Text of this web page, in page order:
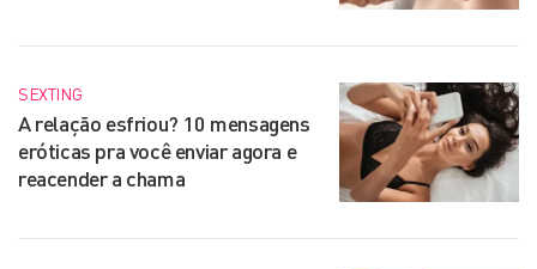
SEXTING
A relação esfriou? 10 mensagens
eróticas pra você enviar agora e
reacender a chama